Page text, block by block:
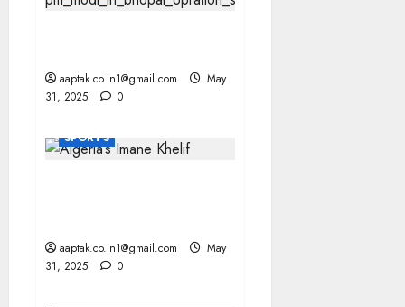
aaptak.co.in1@gmail.com
May
31, 2025
0
SPORTS
aaptak.co.in1@gmail.com
May
31, 2025
0